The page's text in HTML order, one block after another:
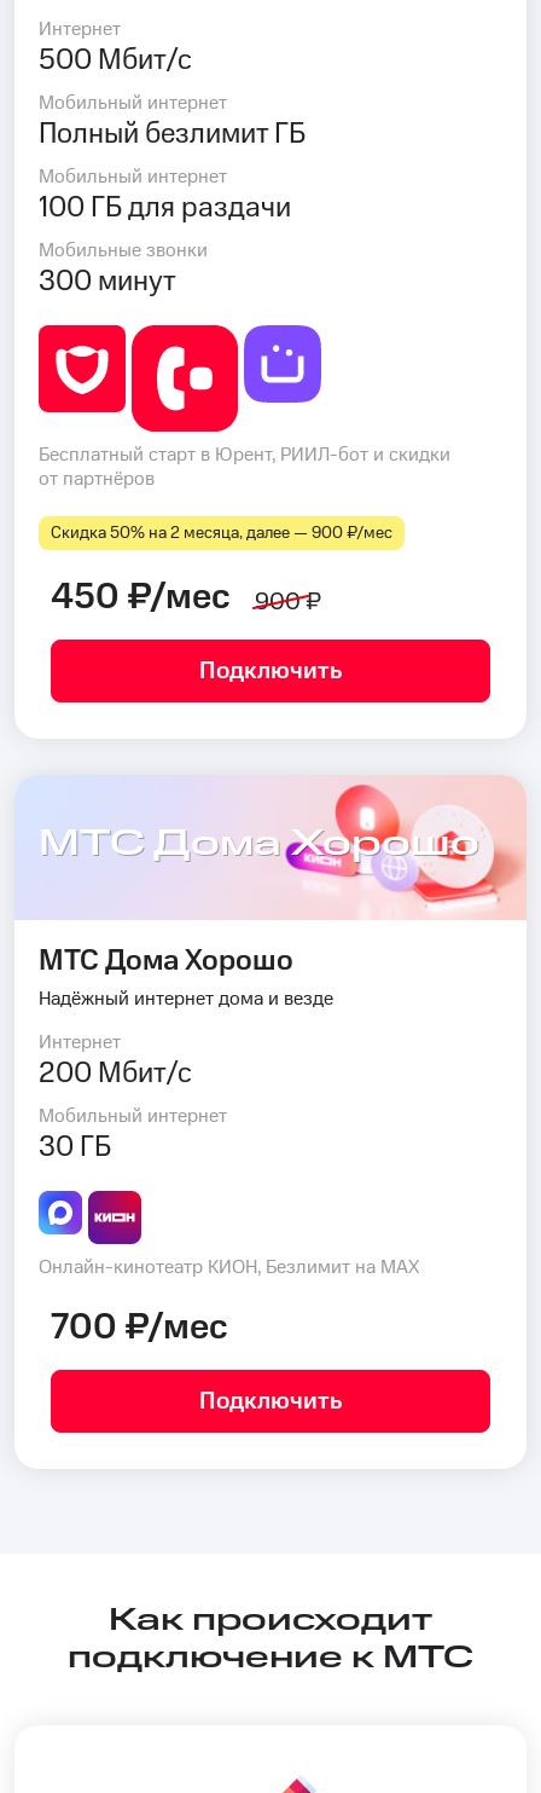
Интернет
500 Мбит/с
Мобильный интернет
Полный безлимит ГБ
Мобильный интернет
100 ГБ для раздачи
Мобильные звонки
300 минут
Бесплатный старт в Юрент, РИИЛ-бот и скидки
от партнёров
Скидка 50% на 2 месяца, далее — 900 ₽⁠/⁠мес
450 ₽/мес 900 ₽
Подключить
МТС Дома Хорошо
МТС Дома Хорошо
Надёжный интернет дома и везде
Интернет
200 Мбит/с
Мобильный интернет
30 ГБ
Онлайн-кинотеатр КИОН, Безлимит на MAX
700 ₽/мес
Подключить
Как происходит
подключение к МТС